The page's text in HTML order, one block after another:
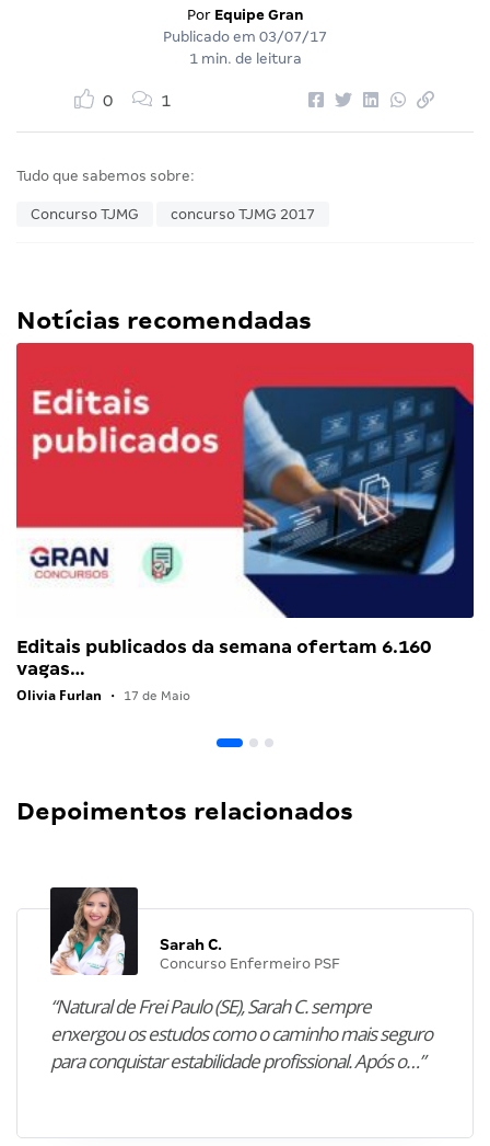
Por Equipe Gran
Publicado em 03/07/17
1 min. de leitura
0 1
Tudo que sabemos sobre:
Concurso TJMG concurso TJMG 2017
Notícias recomendadas
Editais publicados da semana ofertam 6.160
vagas…
Olivia Furlan • 17 de Maio
Depoimentos relacionados
Sarah C.
Concurso Enfermeiro PSF
“Natural de Frei Paulo (SE), Sarah C. sempre
enxergou os estudos como o caminho mais seguro
para conquistar estabilidade profissional. Após o…”